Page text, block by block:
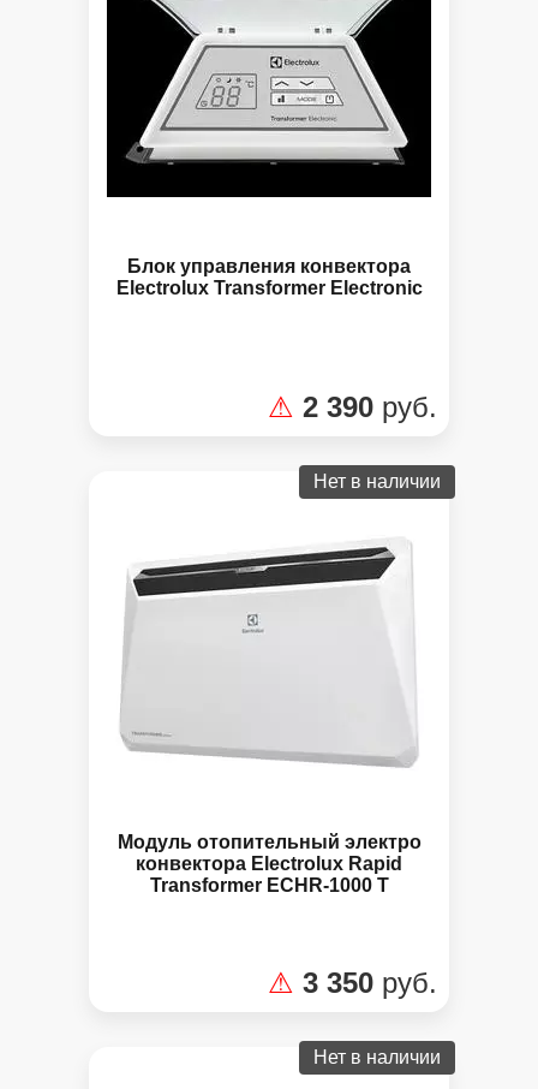
Блок управления конвектора
Electrolux Transformer Electronic
⚠ 2 390 руб.
Нет в наличии
Модуль отопительный электро
конвектора Electrolux Rapid
Transformer ECHR-1000 T
⚠ 3 350 руб.
Нет в наличии